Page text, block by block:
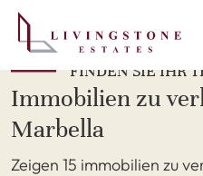
FINDEN SIE IHR
Immobilien zu
Marbella
Zeigen 15 immobilien zu